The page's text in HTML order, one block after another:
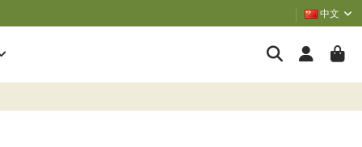
中文